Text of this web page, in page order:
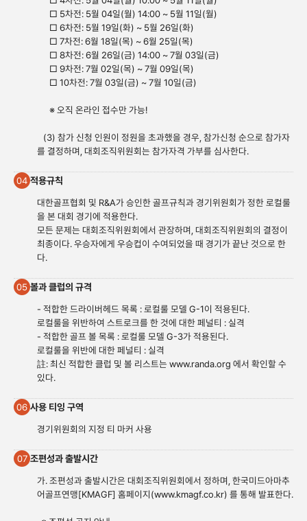
□ 5차전: 5월 04일(월) 14:00 ~ 5월 11일(월)
□ 6차전: 5월 19일(화) ~ 5월 26일(화)
□ 7차전: 6월 18일(목) ~ 6월 25일(목)
□ 8차전: 6월 26일(금) 14:00 ~ 7월 03일(금)
□ 9차전: 7월 02일(목) ~ 7월 09일(목)
□ 10차전: 7월 03일(금) ~ 7월 10일(금)
※ 오직 온라인 접수만 가능!
(3) 참가 신청 인원이 정원을 초과했을 경우, 참가신청 순으로 참가자
를 결정하며, 대회조직위원회는 참가자격 가부를 심사한다.
04 적용규칙
대한골프협회 및 R&A가 승인한 골프규칙과 경기위원회가 정한 로컬룰
을 본 대회 경기에 적용한다.
모든 문제는 대회조직위원회에서 관장하며, 대회조직위원회의 결정이
최종이다. 우승자에게 우승컵이 수여되었을 때 경기가 끝난 것으로 한
다.
05 볼과 클럽의 규격
- 적합한 드라이버헤드 목록 : 로컬룰 모델 G-1이 적용된다.
로컬룰을 위반하여 스트로크를 한 것에 대한 페널티 : 실격
- 적합한 골프 볼 목록 : 로컬룰 모델 G-3가 적용된다.
로컬룰을 위반에 대한 페널티 : 실격
註: 최신 적합한 클럽 및 볼 리스트는 www.randa.org 에서 확인할 수
있다.
06 사용 티잉 구역
경기위원회의 지정 티 마커 사용
07 조편성과 출발시간
가. 조편성과 출발시간은 대회조직위원회에서 정하며, 한국미드아마추
어골프연맹[KMAGF] 홈페이지(www.kmagf.co.kr) 를 통해 발표한다.